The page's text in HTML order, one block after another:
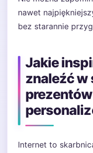
nawet
bez starannie
Jakie
znaleźć w
Internet to